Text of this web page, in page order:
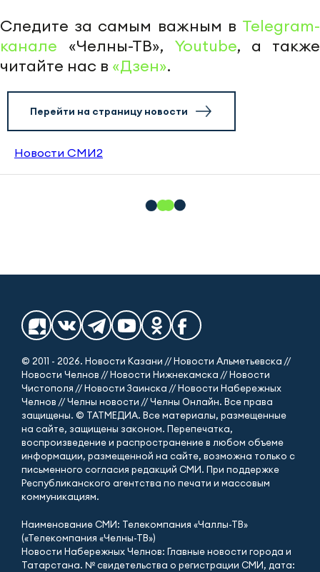
Следите за самым важным в Telegram-
канале «Челны-ТВ», Youtube, а также
читайте нас в «Дзен».
Перейти на страницу новости
Новости СМИ2
© 2011 - 2026. Новости Казани // Новости Альметьевска //
Новости Челнов // Новости Нижнекамска // Новости
Чистополя // Новости Заинска // Новости Набережных
Челнов // Челны новости // Челны Онлайн. Все права
защищены. © ТАТМЕДИА. Все материалы, размещенные
на сайте, защищены законом. Перепечатка,
воспроизведение и распространение в любом объеме
информации, размещенной на сайте, возможна только с
письменного согласия редакций СМИ. При поддержке
Республиканского агентства по печати и массовым
коммуникациям.
Наименование СМИ: Телекомпания «Чаллы-ТВ»
(«Телекомпания «Челны-ТВ»)
Новости Набережных Челнов: Главные новости города и
Татарстана. № свидетельства о регистрации СМИ, дата: